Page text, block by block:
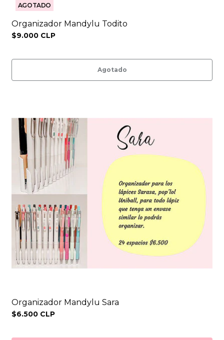
AGOTADO
Organizador Mandylu Todito
$9.000 CLP
Agotado
Organizador Mandylu Sara
$6.500 CLP